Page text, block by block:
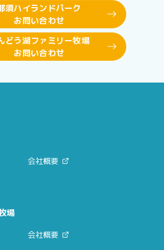
須ハイランドパーク
お問い合わせ
どう湖ファミリー牧場
お問い合わせ
会社概要
場
会社概要